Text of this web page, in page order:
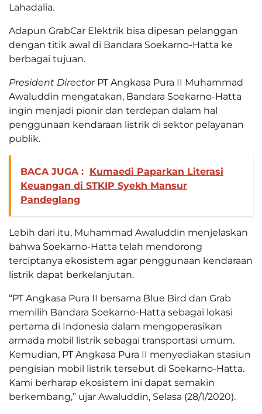
Lahadalia.
Adapun GrabCar Elektrik bisa dipesan pelanggan
dengan titik awal di Bandara Soekarno-Hatta ke
berbagai tujuan.
President DirectorPT Angkasa Pura II Muhammad
Awaluddin mengatakan, Bandara Soekarno-Hatta
ingin menjadi pionir dan terdepan dalam hal
penggunaan kendaraan listrik di sektor pelayanan
publik.
BACA JUGA : Kumaedi Paparkan Literasi
Keuangan di STKIP Syekh Mansur
Pandeglang
Lebih dari itu, Muhammad Awaluddin menjelaskan
bahwa Soekarno-Hatta telah mendorong
terciptanya ekosistem agar penggunaan kendaraan
listrik dapat berkelanjutan.
“PT Angkasa Pura II bersama Blue Bird dan Grab
memilih Bandara Soekarno-Hatta sebagai lokasi
pertama di Indonesia dalam mengoperasikan
armada mobil listrik sebagai transportasi umum.
Kemudian, PT Angkasa Pura II menyediakan stasiun
pengisian mobil listrik tersebut di Soekarno-Hatta.
Kami berharap ekosistem ini dapat semakin
berkembang,” ujar Awaluddin, Selasa (28/1/2020).